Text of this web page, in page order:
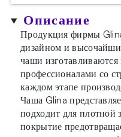
Описание
Продукция фирмы
дизайном и
чаши
профессионалами со
каждом этапе
Чаша Glina
подходит для плотной
покрытие